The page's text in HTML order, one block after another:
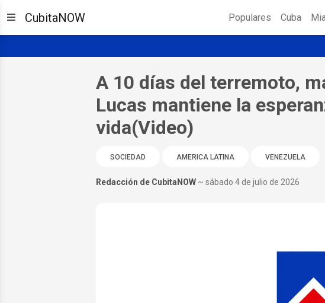
CubitaNOW Populares Cuba
A 10 días del terremoto,
Lucas mantiene la
vida(Video)
SOCIEDAD AMERICA LATINA VENEZUELA
Redacción de CubitaNOW ~ sábado 4 de julio de 2026